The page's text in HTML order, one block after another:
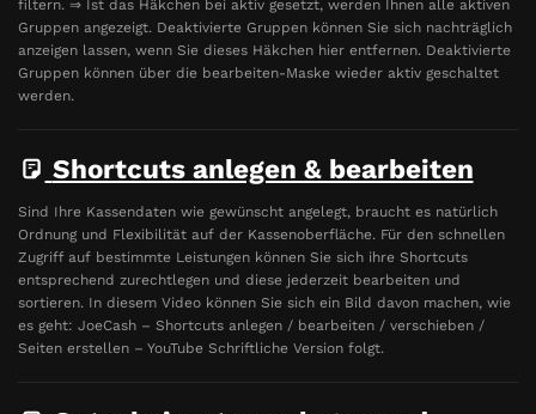
filtern. ⇒ Ist das Häkchen bei aktiv gesetzt, werden Ihnen alle aktiven
Gruppen angezeigt. Deaktivierte Gruppen können Sie sich nachträglich
anzeigen lassen, wenn Sie dieses Häkchen hier entfernen. Deaktivierte
Gruppen können über die bearbeiten-Maske wieder aktiv geschaltet
werden.
Shortcuts anlegen & bearbeiten
Sind Ihre Kassendaten wie gewünscht angelegt, braucht es natürlich
Ordnung und Flexibilität auf der Kassenoberfläche. Für den schnellen
Zugriff auf bestimmte Leistungen können Sie sich ihre Shortcuts
entsprechend zurechtlegen und diese jederzeit bearbeiten und
sortieren. In diesem Video können Sie sich ein Bild davon machen, wie
es geht: JoeCash – Shortcuts anlegen / bearbeiten / verschieben /
Seiten erstellen – YouTube Schriftliche Version folgt.